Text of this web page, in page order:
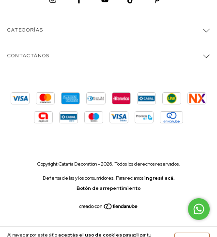
Al navegar por este sitioaceptás el uso de cookiespara agilizar tu
CATEGORÍAS
CONTACTÁNOS
Copyright Catania Decoration - 2026. Todos los derechos reservados.
Defensa de las y los consumidores. Para reclamosingresá acá.
Botón de arrepentimiento